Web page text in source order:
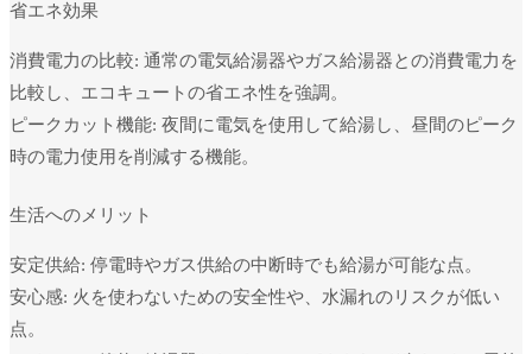
省エネ効果
消費電力の比較: 通常の電気給湯器やガス給湯器との消費電力を
比較し、エコキュートの省エネ性を強調。
ピークカット機能: 夜間に電気を使用して給湯し、昼間のピーク
時の電力使用を削減する機能。
生活へのメリット
安定供給: 停電時やガス供給の中断時でも給湯が可能な点。
安心感: 火を使わないための安全性や、水漏れのリスクが低い
点。